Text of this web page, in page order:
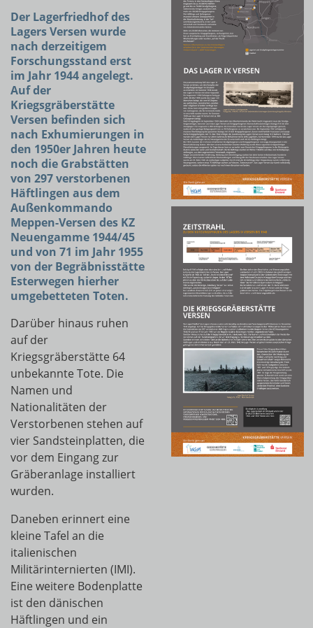
Der Lagerfriedhof des
Lagers Versen wurde
nach derzeitigem
Forschungsstand erst
im Jahr 1944 angelegt.
Auf der
Kriegsgräberstätte
Versen befinden sich
nach Exhumierungen in
den 1950er Jahren heute
noch die Grabstätten
von 297 verstorbenen
Häftlingen aus dem
Außenkommando
Meppen-Versen des KZ
Neuengamme 1944/45
und von 71 im Jahr 1955
von der Begräbnisstätte
Esterwegen hierher
umgebetteten Toten.
Darüber hinaus ruhen
auf der
Kriegsgräberstätte 64
unbekannte Tote. Die
Namen und
Nationalitäten der
Verstorbenen stehen auf
vier Sandsteinplatten, die
vor dem Eingang zur
Gräberanlage installiert
wurden.
Daneben erinnert eine
kleine Tafel an die
italienischen
Militärinternierten (IMI).
Eine weitere Bodenplatte
ist den dänischen
Häftlingen und ein